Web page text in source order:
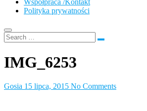
Współpraca /Kontakt
Polityka prywatności
IMG_6253
Gosia 15 lipca, 2015 No Comments